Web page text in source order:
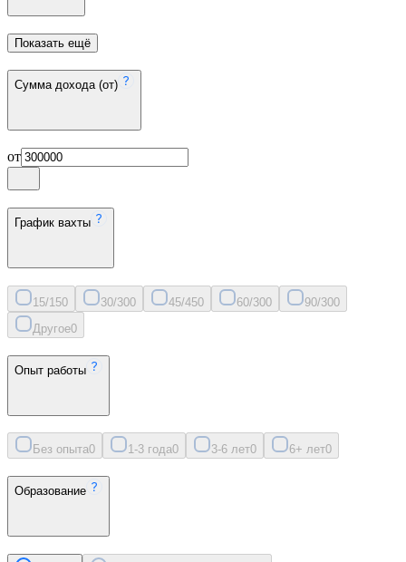
Показать ещё
Сумма дохода (от)
от
График вахты
15/150 30/300 45/450 60/300 90/300
Другое0
Опыт работы
Без опыта0 1-3 года0 3-6 лет0 6+ лет0
Образование